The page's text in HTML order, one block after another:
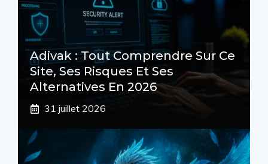
Adivak : Tout Comprendre Sur Ce
Site, Ses Risques Et Ses
Alternatives En 2026
31 juillet 2026